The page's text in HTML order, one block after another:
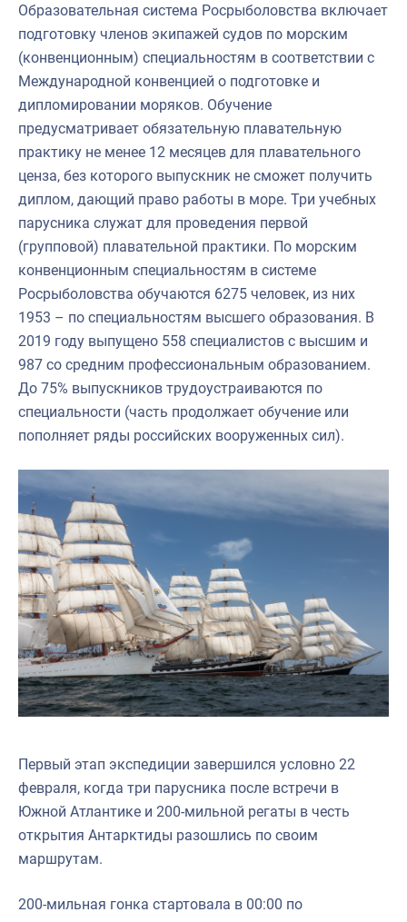
Образовательная система Росрыболовства включает
подготовку членов экипажей судов по морским
(конвенционным) специальностям в соответствии с
Международной конвенцией о подготовке и
дипломировании моряков. Обучение
предусматривает обязательную плавательную
практику не менее 12 месяцев для плавательного
ценза, без которого выпускник не сможет получить
диплом, дающий право работы в море. Три учебных
парусника служат для проведения первой
(групповой) плавательной практики. По морским
конвенционным специальностям в системе
Росрыболовства обучаются 6275 человек, из них
1953 – по специальностям высшего образования. В
2019 году выпущено 558 специалистов с высшим и
987 со средним профессиональным образованием.
До 75% выпускников трудоустраиваются по
специальности (часть продолжает обучение или
пополняет ряды российских вооруженных сил).
Первый этап экспедиции завершился условно 22
февраля, когда три парусника после встречи в
Южной Атлантике и 200-мильной регаты в честь
открытия Антарктиды разошлись по своим
маршрутам.
200-мильная гонка стартовала в 00:00 по